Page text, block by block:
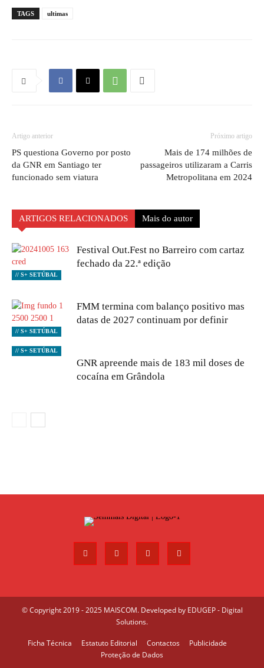
TAGS ultimas
Artigo anterior
PS questiona Governo por posto
da GNR em Santiago ter
funcionado sem viatura
Próximo artigo
Mais de 174 milhões de
passageiros utilizaram a Carris
Metropolitana em 2024
ARTIGOS RELACIONADOS Mais do autor
// S+ SETÚBAL
Festival Out.Fest no Barreiro com cartaz
fechado da 22.ª edição
// S+ SETÚBAL
FMM termina com balanço positivo mas
datas de 2027 continuam por definir
// S+ SETÚBAL
GNR apreende mais de 183 mil doses de
cocaína em Grândola
© Copyright 2019 - 2025 MAISCOM. Developed by EDUGEP - Digital
Solutions.
Ficha Técnica Estatuto Editorial Contactos
Publicidade
Proteção de Dados